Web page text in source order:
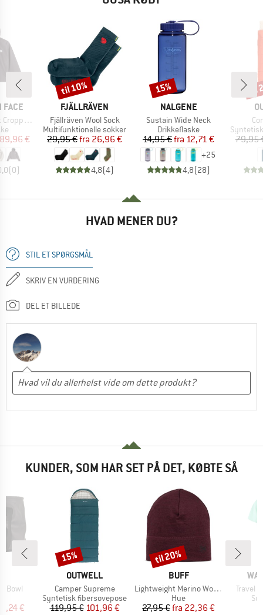
FACE
Jacket
pris
89,96 €
(0)
MÆRKE
FJÄLLRÄVEN
Artikel
Fjällräven Wool Sock
Produktgruppe
Multifunktionelle sokker
Pris
29,95 € Nedsat pris
fra 26,96 €
4,8(4)
Rabat
til 10%
MÆRKE
NALGENE
Artikel
Sustain Wide Neck
Produktgruppe
Drikkeflaske
Pris
14,95 € Nedsat pris
fra 12,71 €
+25
4,8(28)
Rabat
15%
79,95
HVAD MENER DU?
STIL ET SPØRGSMÅL
SKRIV EN VURDERING
DEL ET BILLEDE
KUNDER, SOM HAR SET PÅ DET, KØBTE SÅ
Bowl
pris
4,24 €
MÆRKE
OUTWELL
Artikel
Camper Supreme
Produktgruppe
Syntetisk fibersovepose
Pris
119,95 €Nedsat pris
101,96 €
Rabat
15%
MÆRKE
BUFF
Artikel
Lightweight Merino Wool Hat
Produktgruppe
Hue
Pris
27,95 € Nedsat pris
fra 22,36 €
Rabat
til 20%
Artikel
Travel